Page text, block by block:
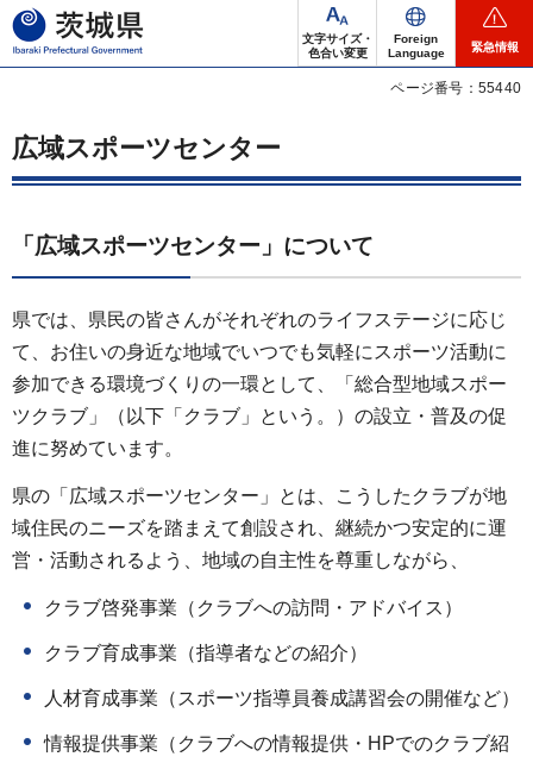
茨城県
文字サイズ・
色合い変更
Foreign
Language
緊急情報
ページ番号：55440
広域スポーツセンター
「広域スポーツセンター」について
県では、県民の皆さんがそれぞれのライフステージに応じ
て、お住いの身近な地域でいつでも気軽にスポーツ活動に
参加できる環境づくりの一環として、「総合型地域スポー
ツクラブ」（以下「クラブ」という。）の設立・普及の促
進に努めています。
県の「広域スポーツセンター」とは、こうしたクラブが地
域住民のニーズを踏まえて創設され、継続かつ安定的に運
営・活動されるよう、地域の自主性を尊重しながら、
クラブ啓発事業（クラブへの訪問・アドバイス）
クラブ育成事業（指導者などの紹介）
人材育成事業（スポーツ指導員養成講習会の開催など）
情報提供事業（クラブへの情報提供・HPでのクラブ紹